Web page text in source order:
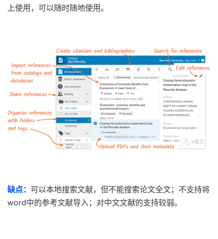
上使用，可以随时随地使用。
缺点： 可以本地搜索文献，但不能搜索论文全文；不支持将
word中的参考文献导入；对中文文献的支持较弱。